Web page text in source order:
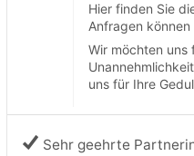
Hier finden Sie
Anfragen
Wir möchten uns
uns für Ihre
Sehr geehrte